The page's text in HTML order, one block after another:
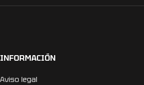
INFORMACIÓN
Aviso legal